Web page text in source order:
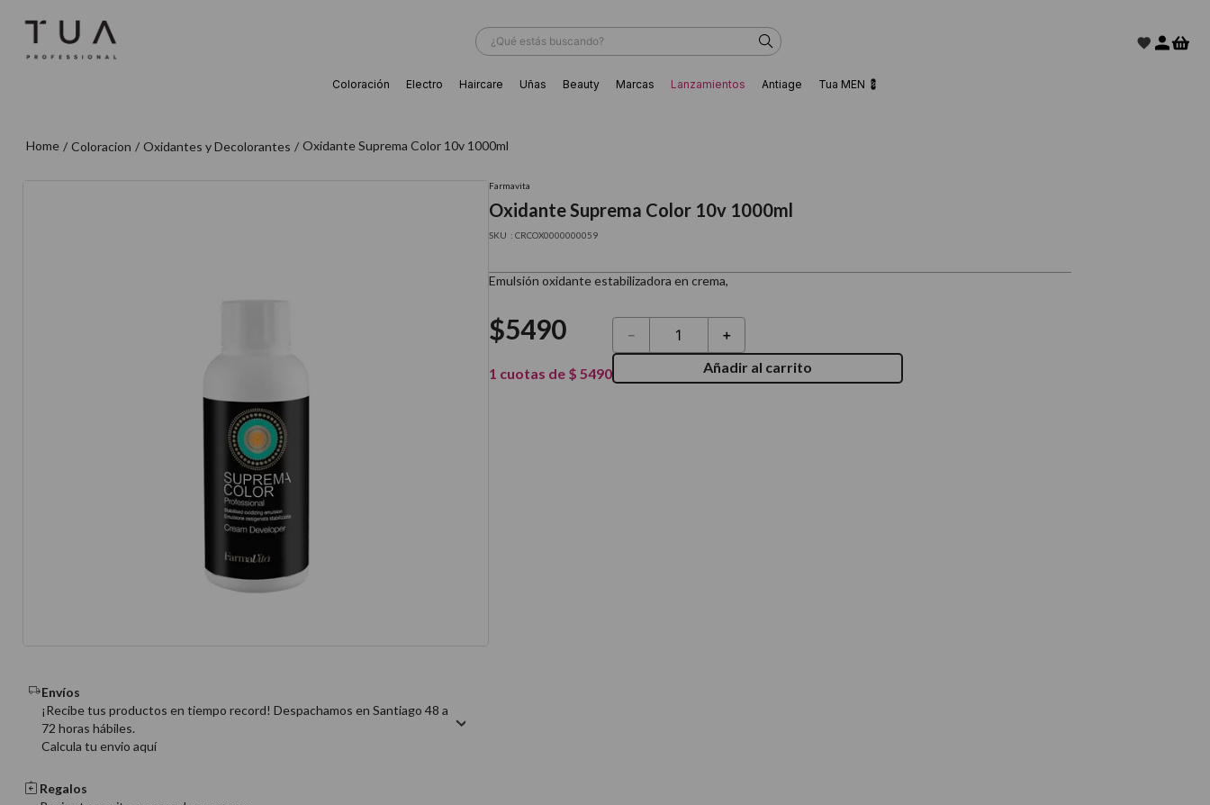
¿Qué estás buscando?
Coloración Electro Haircare Uñas Beauty Marcas Lanzamientos Antiage Tua MEN 💈
Coloracion Oxidantes y Decolorantes Oxidante Suprema Color 10v 1000ml
Envíos
¡Recibe tus productos en tiempo record! Despachamos en Santiago 48 a
72 horas hábiles.
Calcula tu envio aquí
Regalos
Farmavita
Oxidante Suprema Color 10v 1000ml
: CRCOX0000000059
Emulsión oxidante estabilizadora en crema,
$5490
1 cuotas de $ 5490
＋
－
Añadir al carrito